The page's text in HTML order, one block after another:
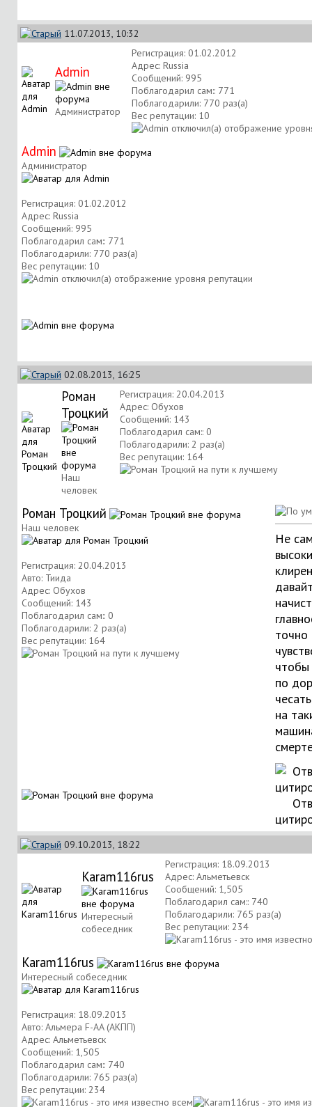
11.07.2013, 10:32
Аdmin
Администратор
Регистрация: 01.02.2012
Адрес: Russia
Сообщений: 995
Поблагодарил сам:: 771
Поблагодарили: 770 раз(а)
Вес репутации: 10
Аdmin
Администратор
Регистрация: 01.02.2012
Адрес: Russia
Сообщений: 995
Поблагодарил сам:: 771
Поблагодарили: 770 раз(а)
Вес репутации: 10
02.08.2013, 16:25
Роман
Троцкий
Наш
человек
Регистрация: 20.04.2013
Адрес: Обухов
Сообщений: 143
Поблагодарил сам:: 0
Поблагодарили: 2 раз(а)
Вес репутации: 164
Роман Троцкий
Наш человек
Регистрация: 20.04.2013
Авто: Тиида
Адрес: Обухов
Сообщений: 143
Поблагодарил сам:: 0
Поблагодарили: 2 раз(а)
Вес репутации: 164
Не
точно
чтобы
по
на
09.10.2013, 18:22
Karam116rus
Интересный
собеседник
Регистрация: 18.09.2013
Адрес: Альметьевск
Сообщений: 1,505
Поблагодарил сам:: 740
Поблагодарили: 765 раз(а)
Вес репутации: 234
Karam116rus
Интересный собеседник
Регистрация: 18.09.2013
Авто: Альмера F-AA (АКПП)
Адрес: Альметьевск
Сообщений: 1,505
Поблагодарил сам:: 740
Поблагодарили: 765 раз(а)
Вес репутации: 234